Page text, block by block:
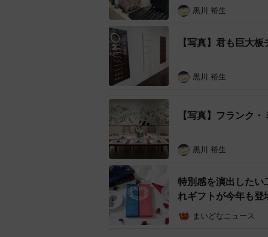
黒川 裕生
【写真】君も巨大
黒川 裕生
【写真】フランク
黒川 裕生
特別感を演出した
れギフトが今年も登
まいどなニュース